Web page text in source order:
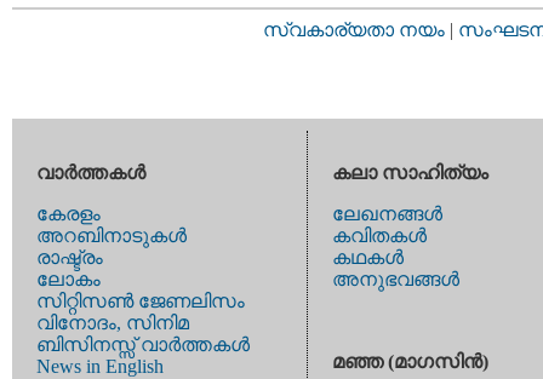
സ്വകാര്യതാ നയം |
വാര്‍ത്തകള്‍
കേരളം
അറബിനാടുകള്‍
രാഷ്ട്രം
ലോകം
സിറ്റിസണ്‍ ജേണലിസം
വിനോദം, സിനിമ
ബിസിനസ്സ് വാര്‍ത്തകള്‍
News in English
കലാ സാഹിത്യം
ലേഖനങ്ങള്‍
കവിതകള്‍
കഥകള്‍
അനുഭവങ്ങള്‍
മഞ്ഞ (മാഗസിന്‍)